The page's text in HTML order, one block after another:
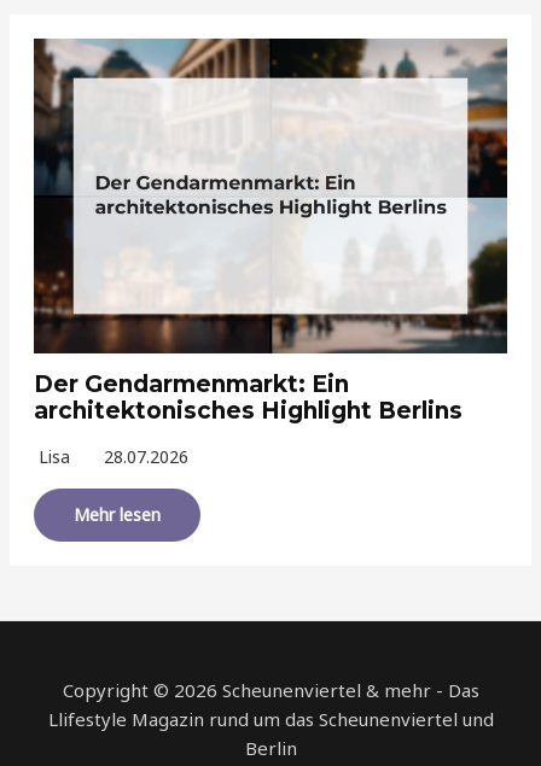
Der Gendarmenmarkt: Ein
architektonisches Highlight Berlins
Lisa 28.07.2026
Mehr lesen
Copyright © 2026 Scheunenviertel & mehr - Das
Llifestyle Magazin rund um das Scheunenviertel und
Berlin